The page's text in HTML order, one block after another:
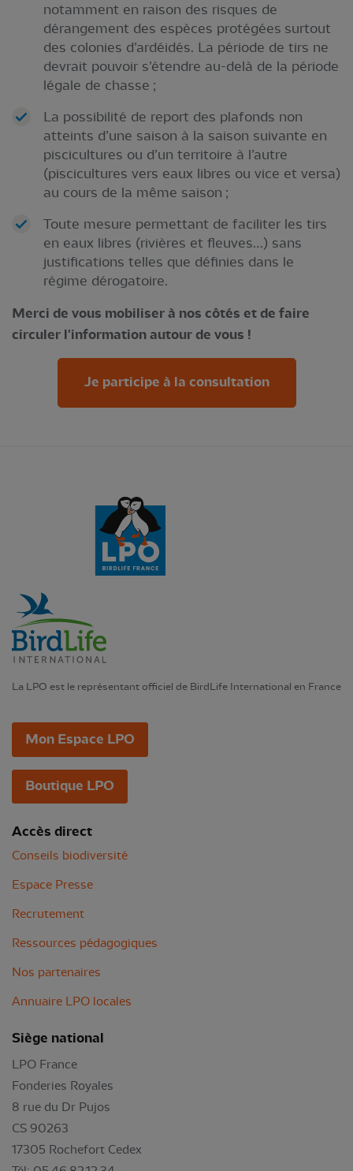
notamment en raison des risques de
dérangement des espèces protégées surtout
des colonies d’ardéidés. La période de tirs ne
devrait pouvoir s’étendre au-delà de la période
légale de chasse ;
La possibilité de report des plafonds non
atteints d’une saison à la saison suivante en
piscicultures ou d’un territoire à l’autre
(piscicultures vers eaux libres ou vice et versa)
au cours de la même saison ;
Toute mesure permettant de faciliter les tirs
en eaux libres (rivières et fleuves…) sans
justifications telles que définies dans le
régime dérogatoire.
Merci de vous mobiliser à nos côtés et de faire
circuler l'information autour de vous !
Je participe à la consultation
La LPO est le représentant officiel de BirdLife International en France
Mon Espace LPO
Boutique LPO
Accès direct
Conseils biodiversité
Espace Presse
Recrutement
Ressources pédagogiques
Nos partenaires
Annuaire LPO locales
Siège national
LPO France
Fonderies Royales
8 rue du Dr Pujos
CS 90263
17305 Rochefort Cedex